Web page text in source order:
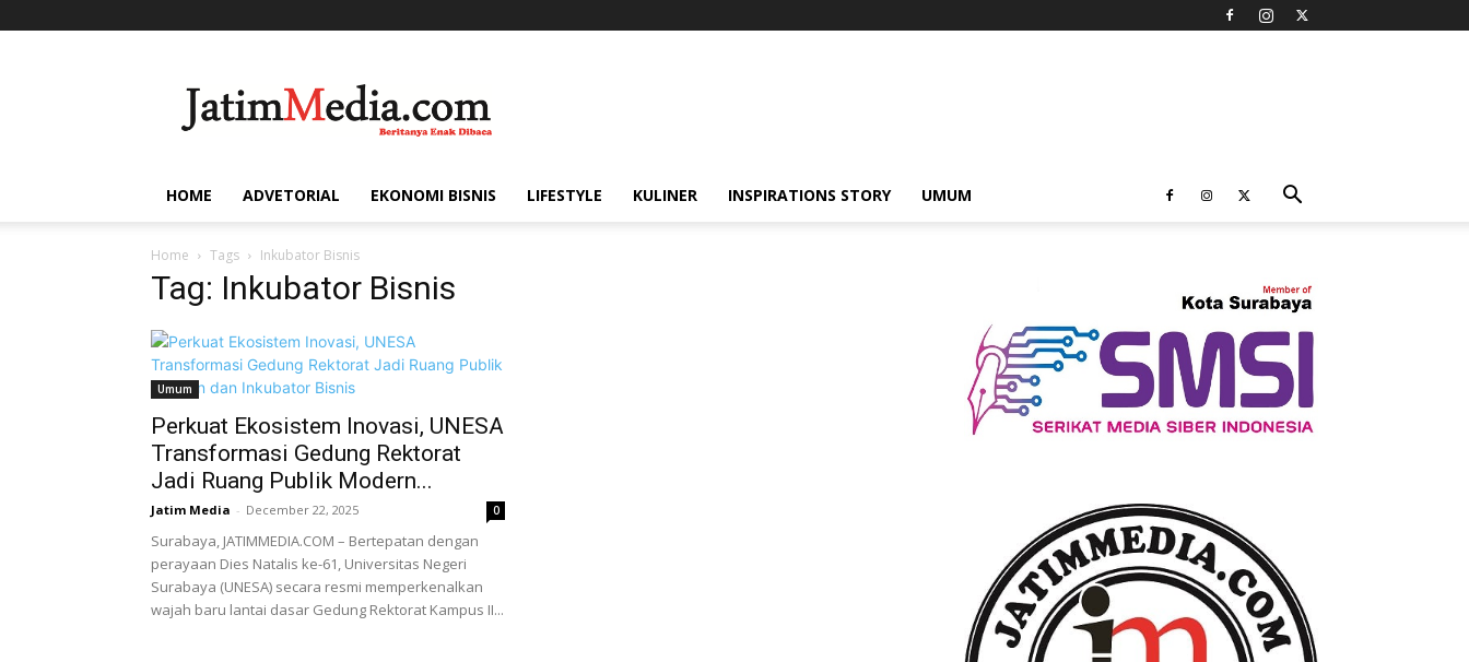
Media
HOME ADVETORIAL EKONOMI BISNIS LIFESTYLE KULINER INSPIRATIONS STORY UMUM
Home Tags Inkubator Bisnis
Tag: Inkubator Bisnis
Umum
Perkuat Ekosistem Inovasi, UNESA
Transformasi Gedung Rektorat
Jadi Ruang Publik Modern...
Jatim Media - December 22, 2025 0
Surabaya, JATIMMEDIA.COM – Bertepatan dengan
perayaan Dies Natalis ke-61, Universitas Negeri
Surabaya (UNESA) secara resmi memperkenalkan
wajah baru lantai dasar Gedung Rektorat Kampus II...